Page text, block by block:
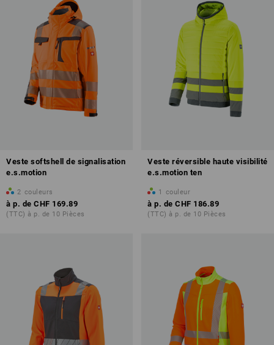
Veste softshell de signalisation
e.s.motion
2 couleurs
à p. de CHF 169.89
(TTC) à p. de 10 Pièces
Veste réversible haute visibilité
e.s.motion ten
1 couleur
à p. de CHF 186.89
(TTC) à p. de 10 Pièces